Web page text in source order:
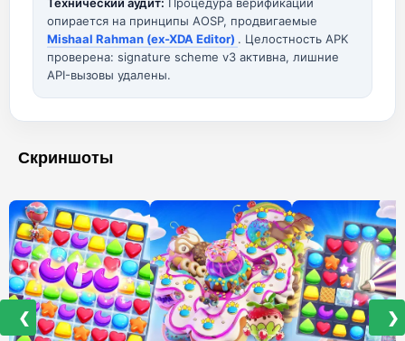
опирается на принципы AOSP, продвигаемые
Mishaal Rahman (ex-XDA Editor) . Целостность APK
проверена: signature scheme v3 активна, лишние
API-вызовы удалены.
Скриншоты
❮ ❯